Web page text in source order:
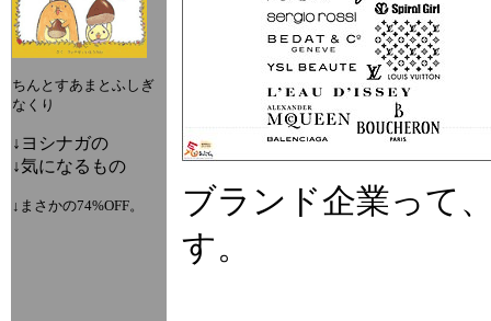
ちんとすあまとふしぎ
なくり
↓ヨシナガの
↓気になるもの
↓まさかの74%OFF。
ブランド企業って
す。